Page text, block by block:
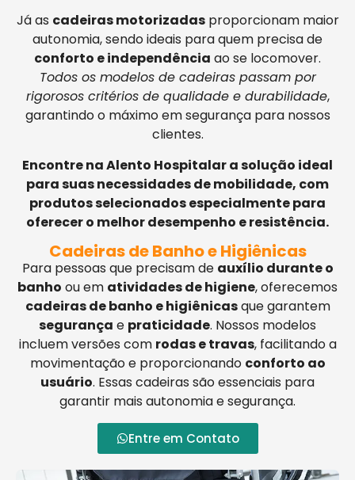
Já as cadeiras motorizadasproporcionam maior
autonomia, sendo ideais para quem precisa de
conforto e independência ao se locomover.
Todos os modelos de cadeiras passam por
rigorosos critérios de qualidade e durabilidade,
garantindo o máximo em segurança para nossos
clientes.
Encontre na Alento Hospitalar a solução ideal
para suas necessidades de mobilidade, com
produtos selecionados especialmente para
oferecer o melhor desempenho e resistência.
Cadeiras de Banho e Higiênicas
Para pessoas que precisam de auxílio durante o
banho ou em atividades de higiene, oferecemos
cadeiras de banho e higiênicasque garantem
segurança e praticidade. Nossos modelos
incluem versões com rodas e travas, facilitando a
movimentação e proporcionando conforto ao
usuário. Essas cadeiras são essenciais para
garantir mais autonomia e segurança.
Entre em Contato